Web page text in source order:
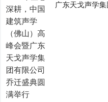
广东天戈声学